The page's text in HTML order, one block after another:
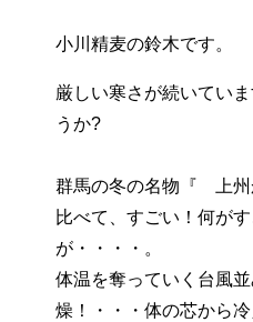
小川精麦の鈴木です。
厳しい寒さが続いてい
うか?
群馬の冬の名物『 上
比べて、すごい！何が
が・・・・。
体温を奪っていく台風
燥！・・・体の芯から冷